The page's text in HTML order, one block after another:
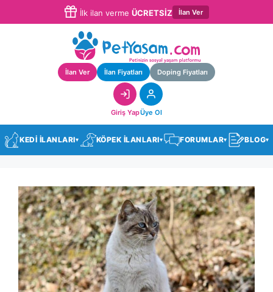
İlk ilan verme ÜCRETSİZ İlan Ver
İlan Ver İlan Fiyatları Doping Fiyatları
Giriş YapÜye Ol
KEDİ İLANLARI▾ KÖPEK İLANLARI▾ FORUMLAR▾ BLOG▾